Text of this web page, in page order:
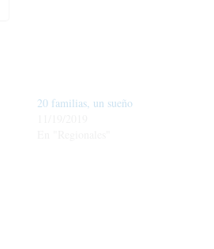
20 familias, un sueño